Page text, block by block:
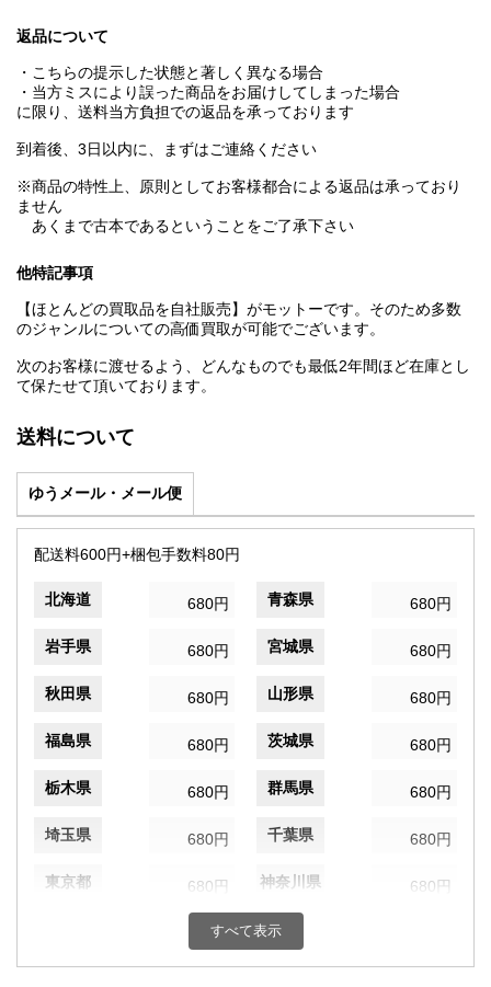
返品について
・こちらの提示した状態と著しく異なる場合
・当方ミスにより誤った商品をお届けしてしまった場合
に限り、送料当方負担での返品を承っております
到着後、3日以内に、まずはご連絡ください
※商品の特性上、原則としてお客様都合による返品は承っており
ません
あくまで古本であるということをご了承下さい
他特記事項
【ほとんどの買取品を自社販売】がモットーです。そのため多数
のジャンルについての高価買取が可能でございます。
次のお客様に渡せるよう、どんなものでも最低2年間ほど在庫とし
て保たせて頂いております。
送料について
ゆうメール・メール便
配送料600円+梱包手数料80円
北海道 680円 青森県 680円
岩手県 680円 宮城県 680円
秋田県 680円 山形県 680円
福島県 680円 茨城県 680円
栃木県 680円 群馬県 680円
埼玉県 680円 千葉県 680円
東京都 680円 神奈川県 680円
680円 富山県
すべて表示